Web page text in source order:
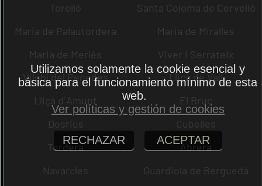
Torelló
Santa Coloma de Cervelló
Maria de Palautordera
Maria de Miralles
Maria de Merlès
Viver i Serrateix
Vilobí del Penedès
Lliçà de Vall
Lliçà d´Amunt
El Bruc
Dosrius
Cubelles
Tordera
Abrera
Navarcles
Guardiola de Berguedà
Utilizamos solamente la cookie esencial y
básica para el funcionamiento mínimo de esta
web.
Ver políticas y gestión de cookies
RECHAZAR ACEPTAR